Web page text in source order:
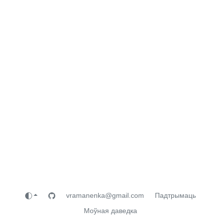
vramanenka@gmail.com
Падтрымаць
Моўная даведка